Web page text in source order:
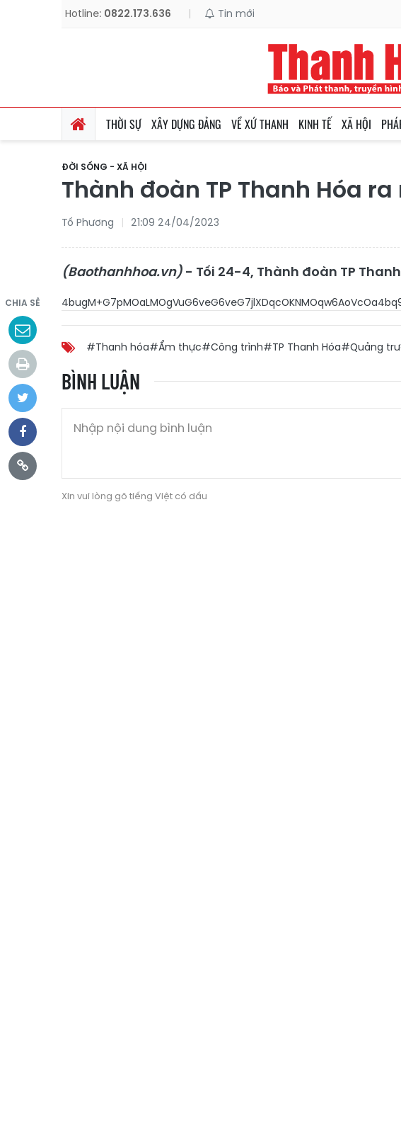
Hotline: 0822.173.636 | Tin mới
THỜI SỰ XÂY DỰNG ĐẢNG VỀ XỨ THANH KINH TẾ XÃ HỘI
ĐỜI SỐNG - XÃ HỘI
Thành đoàn TP Thanh Hóa
Tố Phương 21:09 24/04/2023
(Baothanhhoa.vn) - Tối 24-4, Thành đoàn TP
CHIA SẺ
#Thanh hóa#Ẩm thực#Công trình#TP Thanh Hóa#Quảng
BÌNH LUẬN
Xin vui lòng gõ tiếng Việt có dấu